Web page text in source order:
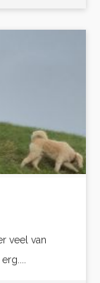
veel van